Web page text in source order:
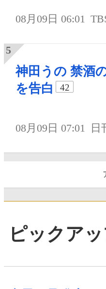
08月09日 06:01
神田うの 禁酒
を告白
42
08月09日 07:01 日
ピックア